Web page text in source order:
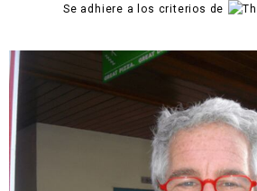
Se adhiere a los criterios de